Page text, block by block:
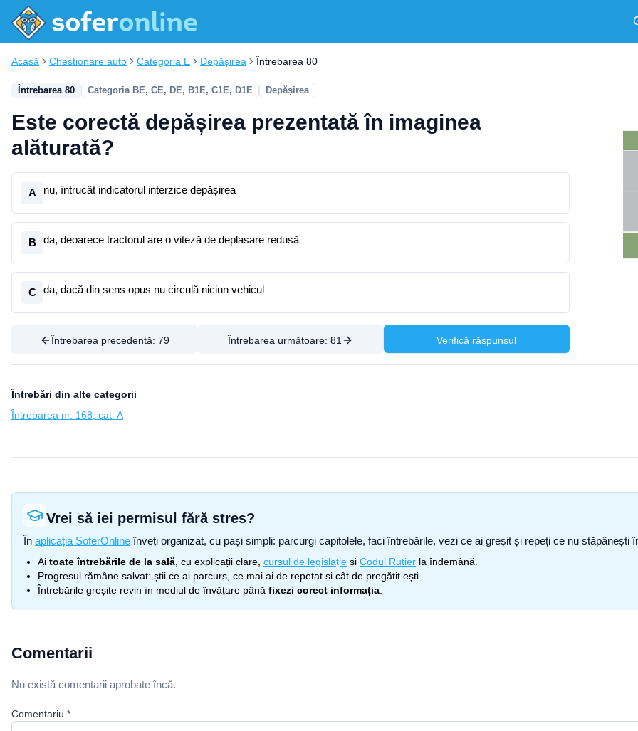
Acasă Chestionare auto Categoria E Depășirea Întrebarea 80
Întrebarea 80 Categoria BE, CE, DE, B1E, C1E, D1E Depășirea
Este corectă depășirea prezentată în imaginea
alăturată?
A nu, întrucât indicatorul interzice depășirea
B da, deoarece tractorul are o viteză de deplasare redusă
C da, dacă din sens opus nu circulă niciun vehicul
Întrebarea precedentă: 79 Întrebarea următoare: 81 Verifică răspunsul
Întrebări din alte categorii
Întrebarea nr. 168, cat. A
Vrei să iei permisul fără stres?
În aplicația SoferOnline înveți organizat, cu pași simpli: parcurgi capitolele, faci întrebările, vezi ce ai greșit și repeți ce nu
Ai toate întrebările de la sală , cu explicații clare, cursul de legislație și Codul Rutier la îndemână.
Progresul rămâne salvat: știi ce ai parcurs, ce mai ai de repetat și cât de pregătit ești.
Întrebările greșite revin în mediul de învățare până fixezi corect informația
Comentarii
Nu există comentarii aprobate încă.
Comentariu *